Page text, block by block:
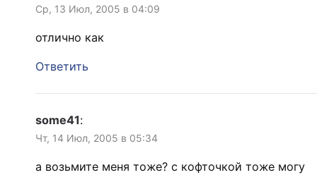
Ср, 13 Июл, 2005 в 04:09
отлично как
Ответить
some41:
Чт, 14 Июл, 2005 в 05:34
а возьмите меня тоже? с кофточкой тоже могу